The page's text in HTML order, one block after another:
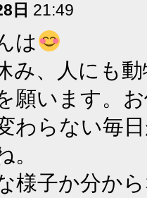
日 21:49
は
み、人にも
願います。
わらない毎
。
様子か分か